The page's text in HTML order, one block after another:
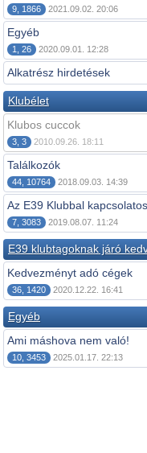
9, 1866 2021.09.02. 20:06
Egyéb
1, 26 2020.09.01. 12:28
Alkatrész hirdetések
Klubélet
Klubos cuccok
3, 3 2010.09.26. 18:11
Találkozók
44, 10764 2018.09.03. 14:39
Az E39 Klubbal
7, 3083 2019.08.07. 11:24
E39 klubtagoknak járó
Kedvezményt adó cégek
36, 1420 2020.12.22. 16:41
Egyéb
Ami máshova nem való!
10, 3453 2025.01.17. 22:13